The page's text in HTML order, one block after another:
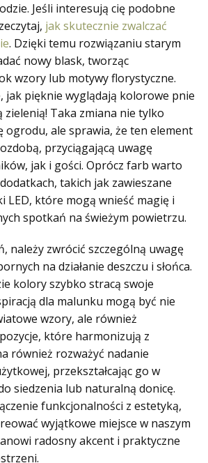
Jeśli interesują cię podobne
jak skutecznie zwalczać
. Dzięki temu rozwiązaniu starym
nowy blask, tworząc
wzory lub motywy florystyczne.
jak pięknie wyglądają kolorowe pnie
zielenią! Taka zmiana nie tylko
ogrodu, ale sprawia, że ten element
przyciągającą uwagę
jak i gości. Oprócz farb warto
takich jak zawieszane
LED, które mogą wnieść magię i
spotkań na świeżym powietrzu.
należy zwrócić szczególną uwagę
na działanie deszczu i słońca.
kolory szybko stracą swoje
dla malunku mogą być nie
wzory, ale również
które harmonizują z
również rozważyć nadanie
przekształcając go w
siedzenia lub naturalną donicę.
funkcjonalności z estetyką,
wyjątkowe miejsce w naszym
radosny akcent i praktyczne